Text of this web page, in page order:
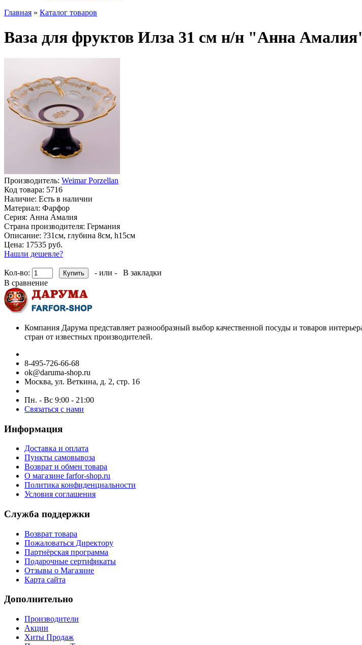
Главная » Каталог товаров
Ваза для фруктов Илза 31 см н/н "Анна
Производитель: Weimar Porzellan
Код товара: 5716
Наличие: Есть в наличии
Материал: Фарфор
Серия: Анна Амалия
Страна производителя: Германия
Описание: ?31см, глубина 8см, h15см
Цена: 17535 руб.
Нашли дешевле?
Кол-во: - или -
В закладки
В сравнение
Компания Дарума представляет разнообразный выбор качественной посуды и товаров
стран от известных производителей.
8-495-726-66-68
ok@daruma-shop.ru
Москва, ул. Веткина, д. 2, стр. 16
Пн. - Вс 9:00 - 21:00
Связаться с нами
Информация
Доставка и оплата
Пункты самовывоза
Возврат и обмен товара
О магазине farfor-shop.ru
Политика конфиденциальности
Условия соглашения
Служба поддержки
Возврат товара
Пожаловаться Директору
Партнёрская программа
Подарочные сертификаты
Отзывы о Магазине
Карта сайта
Дополнительно
Производители
Акции
Хиты Продаж